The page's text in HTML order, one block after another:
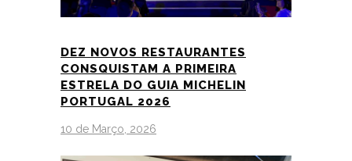
DEZ NOVOS RESTAURANTES
CONSQUISTAM A PRIMEIRA
ESTRELA DO GUIA MICHELIN
PORTUGAL 2026
10 de Março, 2026